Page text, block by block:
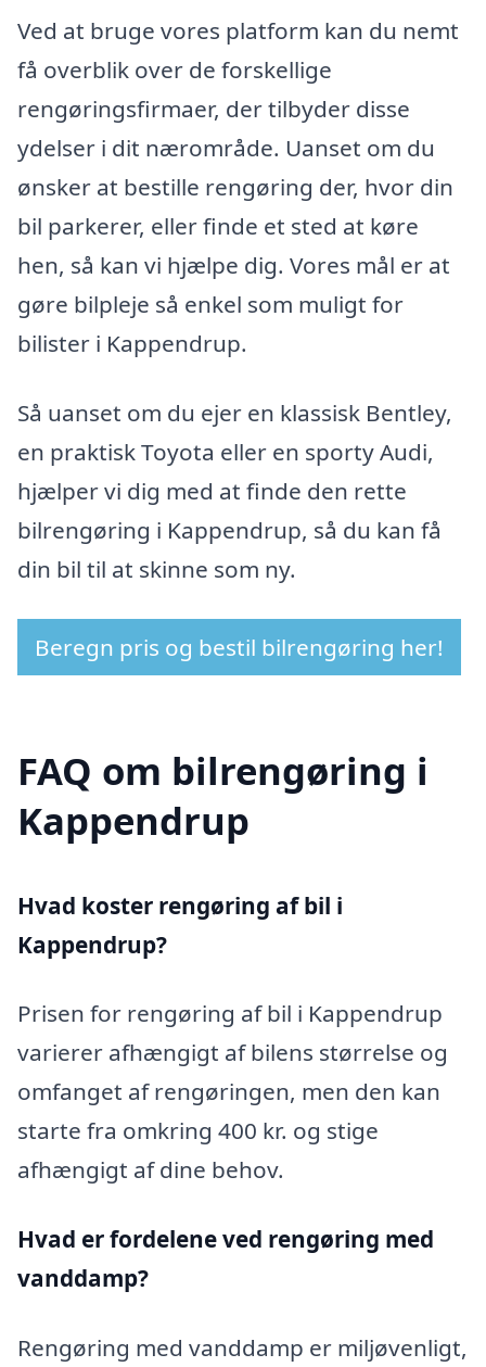
Ved at bruge vores platform kan du nemt
få overblik over de forskellige
rengøringsfirmaer, der tilbyder disse
ydelser i dit nærområde. Uanset om du
ønsker at bestille rengøring der, hvor din
bil parkerer, eller finde et sted at køre
hen, så kan vi hjælpe dig. Vores mål er at
gøre bilpleje så enkel som muligt for
bilister i Kappendrup.
Så uanset om du ejer en klassisk Bentley,
en praktisk Toyota eller en sporty Audi,
hjælper vi dig med at finde den rette
bilrengøring i Kappendrup, så du kan få
din bil til at skinne som ny.
Beregn pris og bestil bilrengøring her!
FAQ om bilrengøring i
Kappendrup
Hvad koster rengøring af bil i
Kappendrup?
Prisen for rengøring af bil i Kappendrup
varierer afhængigt af bilens størrelse og
omfanget af rengøringen, men den kan
starte fra omkring 400 kr. og stige
afhængigt af dine behov.
Hvad er fordelene ved rengøring med
vanddamp?
Rengøring med vanddamp er miljøvenligt,